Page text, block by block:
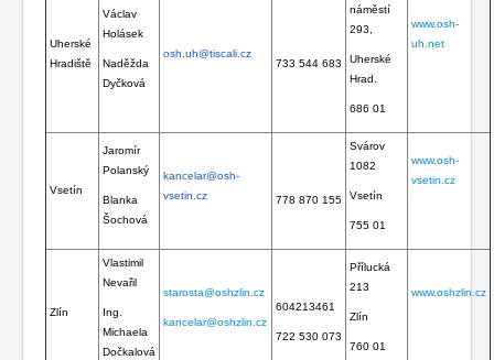
Uherské
Hradiště
Václav
Holásek
Naděžda
Dyčková
osh.uh@tiscali.cz
733 544 683
náměstí
293,
Uherské
Hrad.
686 01
www.osh-
uh.net
Vsetín
Jaromír
Polanský
Blanka
Šochová
kancelar@osh-
vsetin.cz
778 870 155
Svárov
1082
Vsetín
755 01
www.osh-
vsetin.cz
Zlín
Vlastimil
Nevařil
Ing.
Michaela
Dočkalová
starosta@oshzlin.cz
kancelar@oshzlin.cz
604213461
722 530 073
Přílucká
213
Zlín
760 01
www.oshzlin.cz